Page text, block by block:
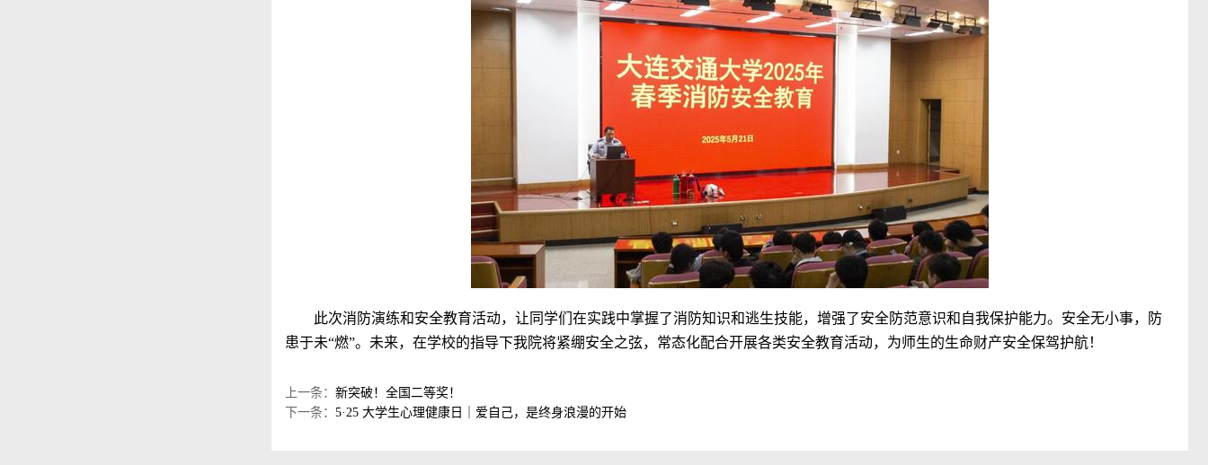
此次消防演练和安全教育活动，让同学们在实践中掌握了消防知识和逃生技能，增强了安全防范意识和自我保护能力。安全无小事，防
患于未“燃”。未来，在学校的指导下我院将紧绷安全之弦，常态化配合开展各类安全教育活动，为师生的生命财产安全保驾护航！
上一条： 新突破！全国二等奖！
下一条： 5·25 大学生心理健康日｜爱自己，是终身浪漫的开始